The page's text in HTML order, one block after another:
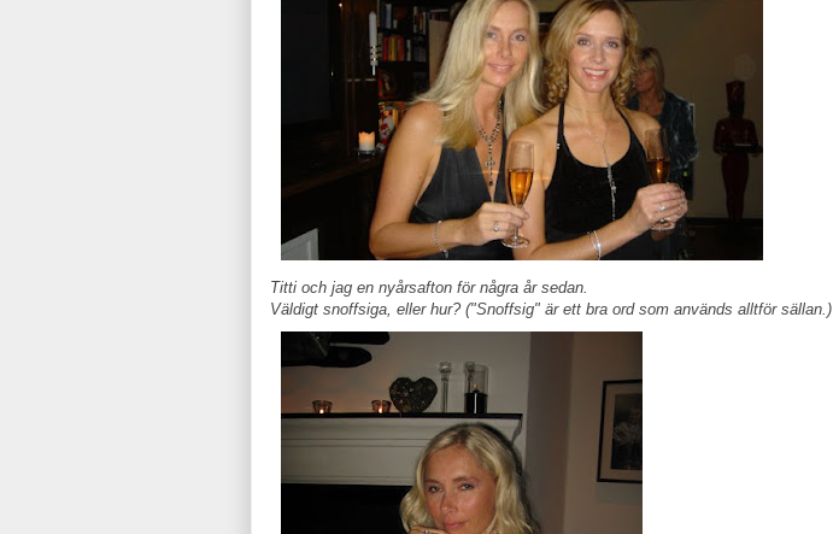
Titti och jag en nyårsafton för några år sedan.
Väldigt snoffsiga, eller hur? ("Snoffsig" är ett bra ord som används alltför sällan.)